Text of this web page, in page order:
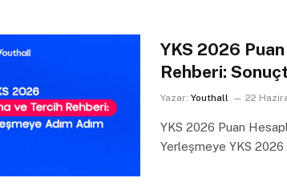
YKS 2026
Rehberi:
Yazar: Youthall 22
YKS 2026 Puan
Yerleşmeye YKS 2026